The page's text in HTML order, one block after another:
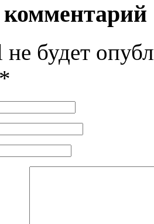
будет
*